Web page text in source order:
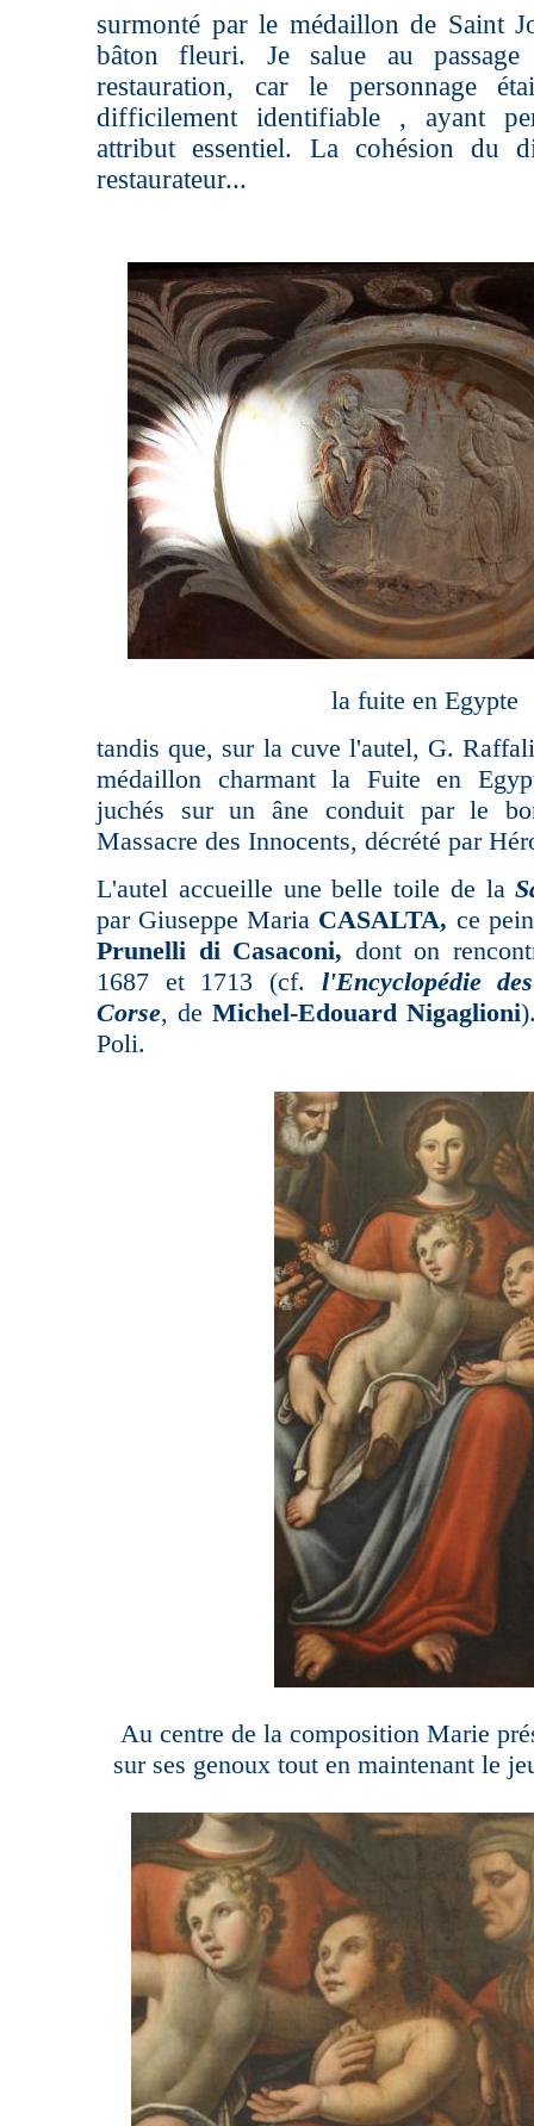
surmonté par le médaillon de Saint
bâton fleuri. Je salue au
restauration, car le personnage
difficilement identifiable , ayant
attribut essentiel. La cohésion du
restaurateur...
la fuite en Egypte
tandis que, sur la cuve l'autel, G.
médaillon charmant la Fuite en
juchés sur un âne conduit par le
Massacre des Innocents, décrété par
L'autel accueille une belle toile de la
par Giuseppe Maria CASALTA, ce
Prunelli di Casaconi, dont on
1687 et 1713 (cf. l'Encyclopédie
Corse, de Michel-Edouard Nigaglioni
Poli.
Au centre de la composition Marie
sur ses genoux tout en maintenant le